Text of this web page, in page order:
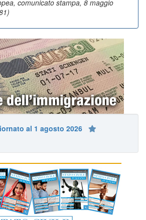
comunicato stampa, 8 maggio
al 1 agosto 2026